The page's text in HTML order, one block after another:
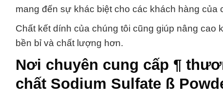
mang đến sự khác biệt cho các khách hàng của
Chất kết dính của chúng tôi cũng giúp nâng cao
bền bỉ và chất lượng hơn.
Nơi chuyên cung cấp ¶
chất Sodium Sulfate ß